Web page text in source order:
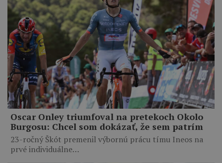
Oscar Onley triumfoval na pretekoch Okolo
Burgosu: Chcel som dokázať, že sem patrím
23-ročný Škót premenil výbornú prácu tímu Ineos na
prvé individuálne…